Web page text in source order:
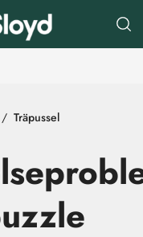
Träpussel